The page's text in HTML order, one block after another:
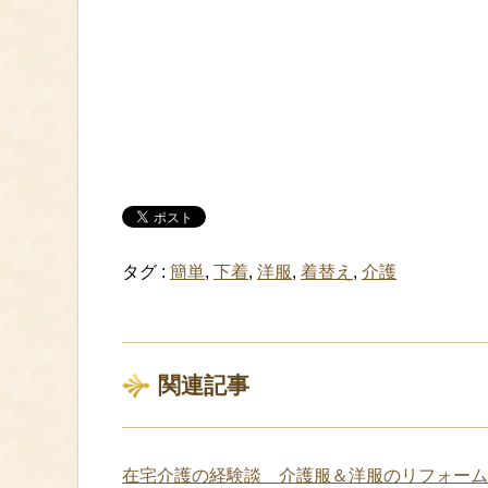
タグ : 簡単, 下着, 洋服, 着替え , 介護
関連記事
在宅介護の経験談 介護服＆洋服のリフォー